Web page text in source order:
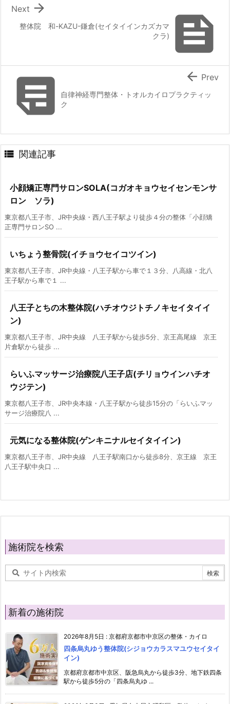

整体院 和-KAZU-鎌倉(セイタイインカズカマ
クラ)

Next
自律神経専門整体・トオルカイロプラクティッ
ク
 Prev
 関連記事
小顔矯正専門サロンSOLA(コガオキョウセイセンモンサ
ロン ソラ)
東京都八王子市、JR中央線・西八王子駅より徒歩４分の整体「小顔矯
正専門サロンSO ...
いちょう整骨院(イチョウセイコツイン)
東京都八王子市、JR中央線・八王子駅から車で１３分、八高線・北八
王子駅から車で１ ...
八王子とちの木整体院(ハチオウジトチノキセイタイイ
ン)
東京都八王子市、JR中央線 八王子駅から徒歩5分、京王高尾線 京王
片倉駅から徒歩 ...
らいふマッサージ治療院八王子店(チリョウインハチオ
ウジテン)
東京都八王子市、JR中央本線・八王子駅から徒歩15分の「らいふマッ
サージ治療院八 ...
元気になる整体院(ゲンキニナルセイタイイン)
東京都八王子市、JR中央線 八王子駅南口から徒歩8分、京王線 京王
八王子駅中央口 ...
施術院を検索
新着の施術院
2026年8月5日 : 京都府京都市中京区の整体・カイロ
四条烏丸ゆう整体院(シジョウカラスマユウセイタイ
イン)
京都府京都市中京区、阪急烏丸から徒歩3分、地下鉄四条
駅から徒歩5分の「四条烏丸ゆ ...